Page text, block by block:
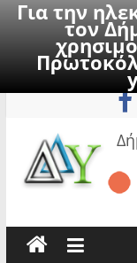
Για την
τον
to